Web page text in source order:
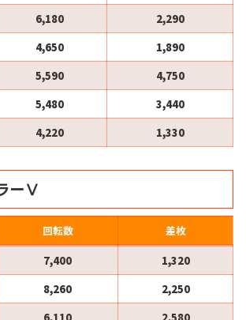
6,180
2,290
4,650
1,890
5,590
4,750
5,480
3,440
4,220 1,330
ーⅤ
回転数
差枚
7,400
1,320
8,260
2,250